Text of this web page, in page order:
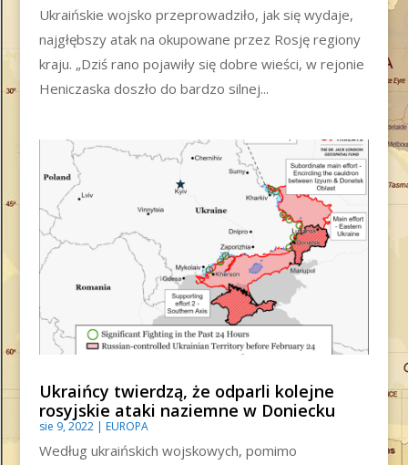
Ukraińskie wojsko przeprowadziło, jak się wydaje,
najgłębszy atak na okupowane przez Rosję regiony
kraju. „Dziś rano pojawiły się dobre wieści, w rejonie
Heniczaska doszło do bardzo silnej...
Ukraińcy twierdzą, że odparli kolejne
rosyjskie ataki naziemne w Doniecku
sie 9, 2022| EUROPA
Według ukraińskich wojskowych, pomimo